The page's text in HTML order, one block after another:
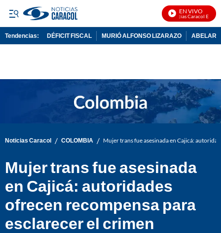
EN VIVO
Noticias Caracol En Vivo
Tendencias: DÉFICIT FISCAL MURIÓ ALFONSO LIZARAZO
Noticias Caracol / COLOMBIA / Mujer trans fue asesinada en Cajicá:
Mujer trans fue asesinada
en Cajicá: autoridades
ofrecen recompensa para
esclarecer el crimen